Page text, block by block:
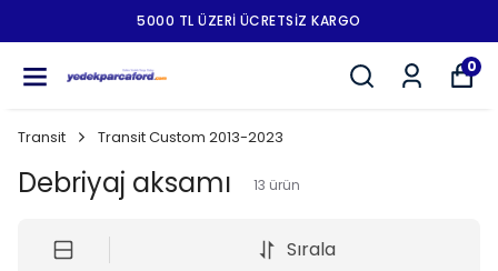
5000 TL ÜZERI ÜCRETSIZ KARGO
0
Transit Transit Custom 2013-2023
Debriyaj aksamı 13 ürün
Sırala